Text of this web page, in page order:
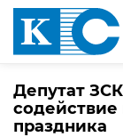
Депутат
содействие
праздника